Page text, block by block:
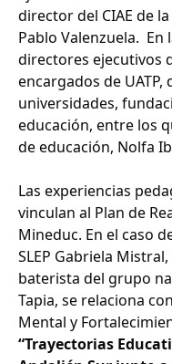
director del CIAE de
Pablo Valenzuela.
directores ejecutivos
encargados de
universidades,
educación, entre los
de educación, Nolfa
Las experiencias
vinculan al Plan de
Mineduc. En el caso
SLEP Gabriela
baterista del grupo
Tapia, se relaciona
Mental y
“Trayectorias